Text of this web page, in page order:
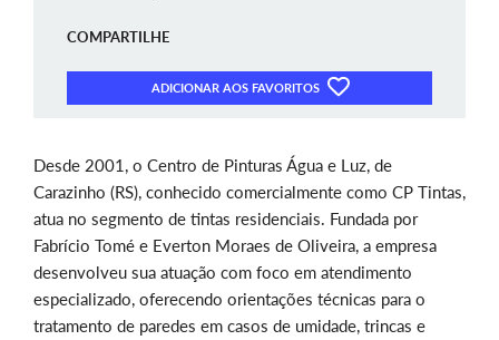
COMPARTILHE
ADICIONAR AOS FAVORITOS
Desde 2001, o Centro de Pinturas Água e Luz, de
Carazinho (RS), conhecido comercialmente como CP Tintas,
atua no segmento de tintas residenciais. Fundada por
Fabrício Tomé e Everton Moraes de Oliveira, a empresa
desenvolveu sua atuação com foco em atendimento
especializado, oferecendo orientações técnicas para o
tratamento de paredes em casos de umidade, trincas e